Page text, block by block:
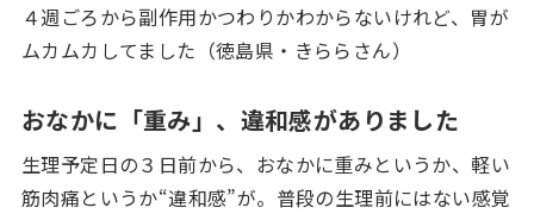
４週ごろから副作用かつわりかわからないけれど、胃が
ムカムカしてました（徳島県・きららさん）
おなかに「重み」、違和感がありました
生理予定日の３日前から、おなかに重みというか、軽い
筋肉痛というか“違和感”が。普段の生理前にはない感覚